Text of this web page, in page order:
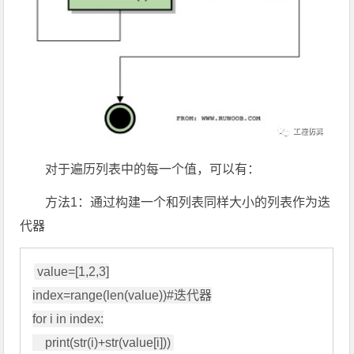
对于遍历列表中的每一个值，可以有：
方法1：通过构建一个和列表同样大小的列表作为迭
代器
value=[1,2,3]
index=range(len(value))#迭代器
for i in index:
    print(str(i)+str(value[i]))